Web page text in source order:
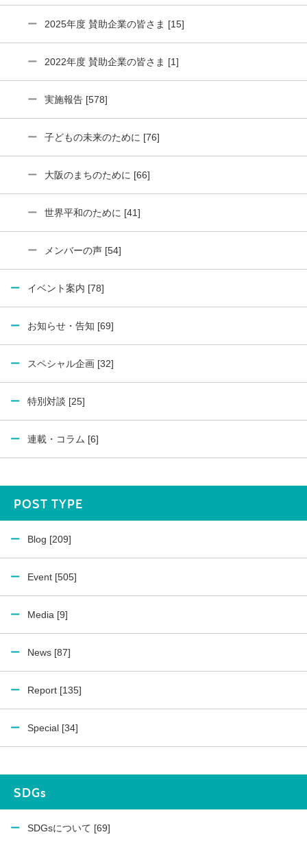
2025年度 賛助企業の皆さま [15]
2022年度 賛助企業の皆さま [1]
実施報告 [578]
子どもの未来のために [76]
大阪のまちのために [66]
世界平和のために [41]
メンバーの声 [54]
イベント案内 [78]
お知らせ・告知 [69]
スペシャル企画 [32]
特別対談 [25]
連載・コラム [6]
POST TYPE
Blog [209]
Event [505]
Media [9]
News [87]
Report [135]
Special [34]
SDGs
SDGsについて [69]